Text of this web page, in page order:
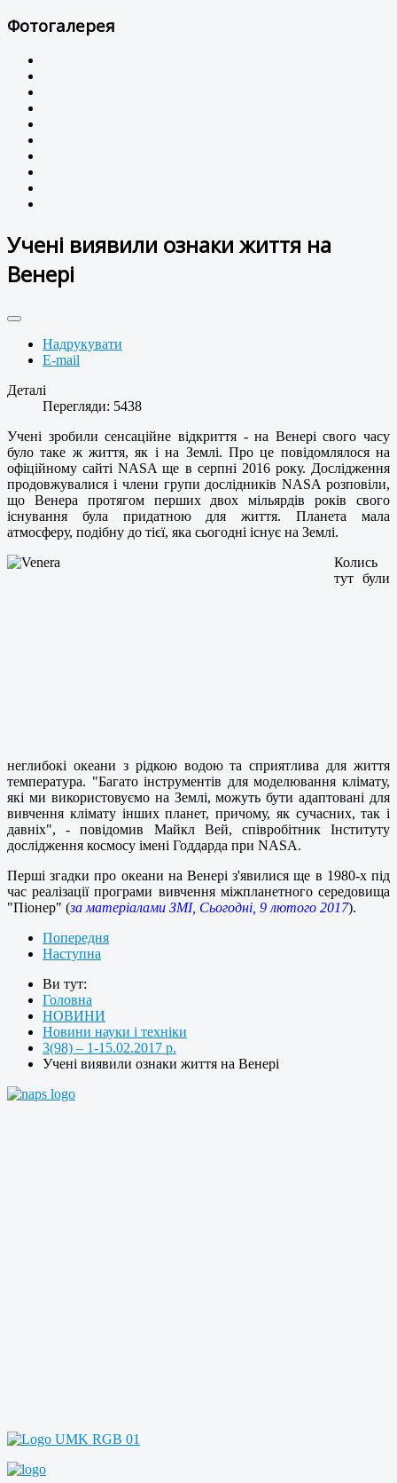
Фотогалерея
Учені виявили ознаки життя на
Венері
Надрукувати
E-mail
Деталі
Перегляди: 5438
Учені зробили сенсаційне відкриття - на Венері свого часу
було таке ж життя, як і на Землі. Про це повідомлялося на
офіційному сайті NASA ще в серпні 2016 року. Дослідження
продовжувалися і члени групи дослідників NASA розповіли,
що Венера протягом перших двох мільярдів років свого
існування була придатною для життя. Планета мала
атмосферу, подібну до тієї, яка сьогодні існує на Землі.
Колись
тут були
неглибокі океани з рідкою водою та сприятлива для життя
температура. "Багато інструментів для моделювання клімату,
які ми використовуємо на Землі, можуть бути адаптовані для
вивчення клімату інших планет, причому, як сучасних, так і
давніх", - повідомив Майкл Вей, співробітник Інституту
дослідження космосу імені Годдарда при NASA.
Перші згадки про океани на Венері з'явилися ще в 1980-х під
час реалізації програми вивчення міжпланетного середовища
"Піонер" (за матеріалами ЗМІ, Сьогодні, 9 лютого 2017).
Попередня
Наступна
Ви тут:
Головна
НОВИНИ
Новини науки і техніки
3(98) – 1-15.02.2017 р.
Учені виявили ознаки життя на Венері